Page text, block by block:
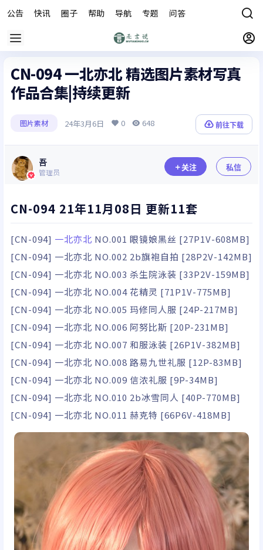
公告 快讯 圈子 帮助 导航 专题 问答
CN-094 一北亦北 精选图片素材写真
作品合集|持续更新
图片素材 24年3月6日 0 648 前往下载
吾
管理员 关注 私信
CN-094 21年11月08日 更新11套
[CN-094] 一北亦北 NO.001 眼镜娘黑丝 [27P1V-608MB]
[CN-094] 一北亦北 NO.002 2b旗袍自拍 [28P2V-142MB]
[CN-094] 一北亦北 NO.003 杀生院泳装 [33P2V-159MB]
[CN-094] 一北亦北 NO.004 花精灵 [71P1V-775MB]
[CN-094] 一北亦北 NO.005 玛修同人服 [24P-217MB]
[CN-094] 一北亦北 NO.006 阿努比斯 [20P-231MB]
[CN-094] 一北亦北 NO.007 和服泳装 [26P1V-382MB]
[CN-094] 一北亦北 NO.008 路易九世礼服 [12P-83MB]
[CN-094] 一北亦北 NO.009 信浓礼服 [9P-34MB]
[CN-094] 一北亦北 NO.010 2b冰雪同人 [40P-770MB]
[CN-094] 一北亦北 NO.011 赫克特 [66P6V-418MB]